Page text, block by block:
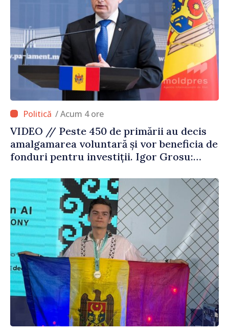
/ Acum 4 ore
VIDEO // Peste 450 de primării au decis
amalgamarea voluntară și vor beneficia de
fonduri pentru investiții. Igor Grosu:
dăm o șansă localităților să se dezvolte”